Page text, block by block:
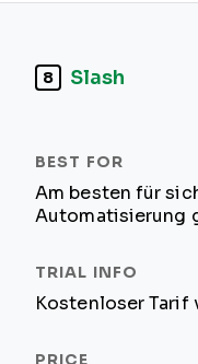
8 Slash
Am besten für
Automatisierung
Kostenloser Tarif